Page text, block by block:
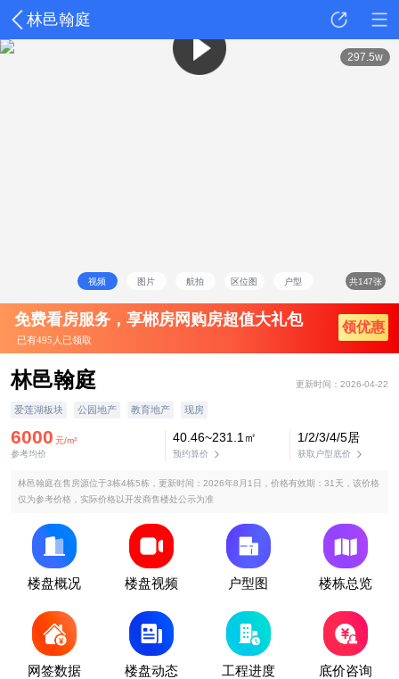
林邑翰庭
视频 图片 航拍 区位图 户型 共147张
297.5w
详情 点评
免费看房服务，享郴房网购房超值大礼包
已有495人已领取
领优惠
林邑翰庭 更新时间：2026-04-22
爱莲湖板块 公园地产 教育地产 现房
6000 元/m²
参考均价
40.46~231.1㎡
预约算价
1/2/3/4/5居
获取户型底价
林邑翰庭在售房源位于3栋4栋5栋，更新时间：2026年8月1日，价格有效期：31天，该价格
仅为参考价格，实际价格以开发商售楼处公示为准
楼盘概况 楼盘视频 户型图 楼栋总览
网签数据 楼盘动态 工程进度 底价咨询